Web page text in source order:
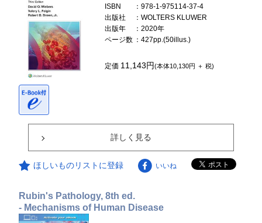
ISBN
：978-1-975114-37-4
出版社
：WOLTERS KLUWER
出版年
：2020年
ページ数 ：427pp.(50illus.)
定価 11,143円(本体10,130円 ＋ 税)
詳しく見る
ほしいものリストに登録 いいね
Rubin's Pathology, 8th ed.
- Mechanisms of Human Disease